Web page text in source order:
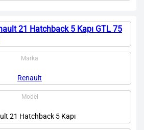
21 Hatchback 5 Kapı GTL 75
Marka
Renault
Model
21 Hatchback 5 Kapı